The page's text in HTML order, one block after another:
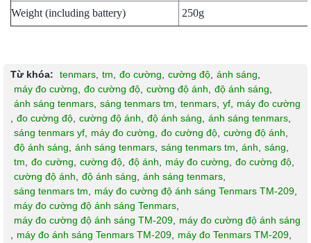
Weight (including battery) 250g
Từ khóa: tenmars, tm, đo cường, cường độ, ánh sáng,
máy đo cường, đo cường độ, cường độ ánh, độ ánh sáng,
ánh sáng tenmars, sáng tenmars tm, tenmars, yf, máy đo cường
, đo cường độ, cường độ ánh, độ ánh sáng, ánh sáng tenmars,
sáng tenmars yf, máy đo cường, đo cường độ, cường độ ánh,
độ ánh sáng, ánh sáng tenmars, sáng tenmars tm, ánh, sáng,
tm, đo cường, cường độ, độ ánh, máy đo cường, đo cường độ,
cường độ ánh, độ ánh sáng, ánh sáng tenmars,
sáng tenmars tm, máy đo cường độ ánh sáng Tenmars TM-209,
máy đo cường độ ánh sáng Tenmars,
máy đo cường độ ánh sáng TM-209, máy đo cường độ ánh sáng
, máy đo ánh sáng Tenmars TM-209, máy đo Tenmars TM-209,